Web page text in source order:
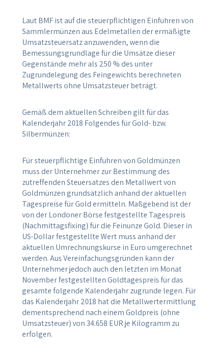
Laut BMF ist auf die steuerpflichtigen Einfuhren von
Sammlermünzen aus Edelmetallen der ermäßigte
Umsatzsteuersatz anzuwenden, wenn die
Bemessungsgrundlage für die Umsätze dieser
Gegenstände mehr als 250 % des unter
Zugrundelegung des Feingewichts berechneten
Metallwerts ohne Umsatzsteuer beträgt.
Gemäß dem aktuellen Schreiben gilt für das
Kalenderjahr 2018 Folgendes für Gold- bzw.
Silbermünzen:
Für steuerpflichtige Einfuhren von Goldmünzen
muss der Unternehmer zur Bestimmung des
zutreffenden Steuersatzes den Metallwert von
Goldmünzen grundsätzlich anhand der aktuellen
Tagespreise für Gold ermitteln. Maßgebend ist der
von der Londoner Börse festgestellte Tagespreis
(Nachmittagsfixing) für die Feinunze Gold. Dieser in
US-Dollar festgestellte Wert muss anhand der
aktuellen Umrechnungskurse in Euro umgerechnet
werden. Aus Vereinfachungsgründen kann der
Unternehmer jedoch auch den letzten im Monat
November festgestellten Goldtagespreis für das
gesamte folgende Kalenderjahr zugrunde legen. Für
das Kalenderjahr 2018 hat die Metallwertermittlung
dementsprechend nach einem Goldpreis (ohne
Umsatzsteuer) von 34.658 EUR je Kilogramm zu
erfolgen.